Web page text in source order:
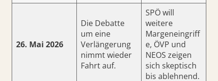
26. Mai 2026
Die Debatte
um eine
Verlängerung
nimmt wieder
Fahrt auf.
SPÖ will
weitere
Margeneingriff
e, ÖVP und
NEOS zeigen
sich skeptisch
bis ablehnend.